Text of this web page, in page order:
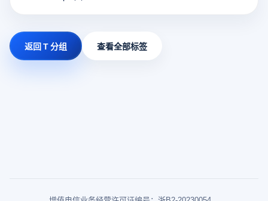
返回 T 分组 查看全部标签